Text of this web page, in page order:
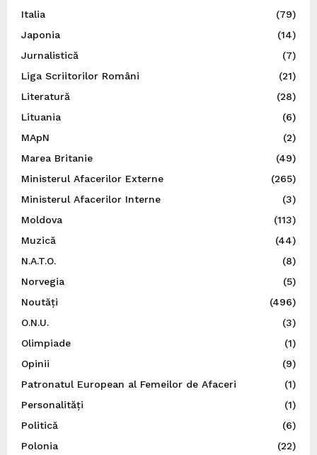
Italia
(79)
Japonia
(14)
Jurnalistică
(7)
Liga Scriitorilor Români
(21)
Literatură
(28)
Lituania
(6)
MApN
(2)
Marea Britanie
(49)
Ministerul Afacerilor Externe
(265)
Ministerul Afacerilor Interne
(3)
Moldova
(113)
Muzică
(44)
N.A.T.O.
(8)
Norvegia
(5)
Noutăți
(496)
O.N.U.
(3)
Olimpiade
(1)
Opinii
(9)
Patronatul European al Femeilor de Afaceri
(1)
Personalități
(1)
Politică
(6)
Polonia
(22)